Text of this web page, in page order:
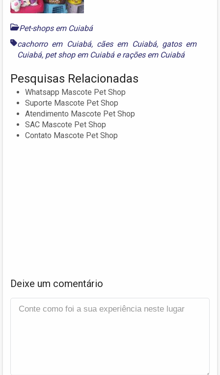
Pet-shops em Cuiabá
cachorro em Cuiabá, cães em Cuiabá, gatos em
Cuiabá, pet shop em Cuiabáerações em Cuiabá
Pesquisas Relacionadas
Whatsapp Mascote Pet Shop
Suporte Mascote Pet Shop
Atendimento Mascote Pet Shop
SAC Mascote Pet Shop
Contato Mascote Pet Shop
Deixe um comentário